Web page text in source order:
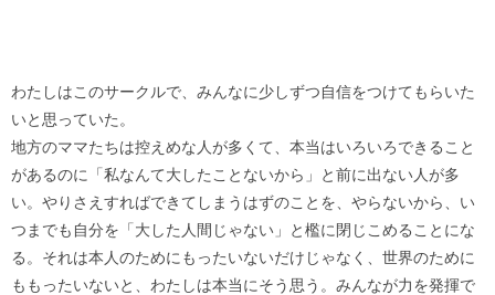
わたしはこのサークルで、みんなに少しずつ自信をつけてもらいた
いと思っていた。
地方のママたちは控えめな人が多くて、本当はいろいろできること
があるのに「私なんて大したことないから」と前に出ない人が多
い。やりさえすればできてしまうはずのことを、やらないから、い
つまでも自分を「大した人間じゃない」と檻に閉じこめることにな
る。それは本人のためにもったいないだけじゃなく、世界のために
ももったいないと、わたしは本当にそう思う。みんなが力を発揮で